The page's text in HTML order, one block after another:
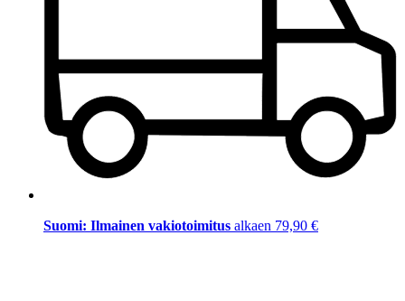
Suomi: Ilmainen vakiotoimitus alkaen 79,90 €